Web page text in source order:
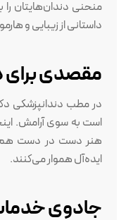
منحنی دندان‌هایتان را
داستانی از زیبایی و
مقصدی برای
در مطب دندانپزشکی
است به سوی آرامش.
هنر دست در دست
ایده‌آل هموار می‌کنند.
جادوی